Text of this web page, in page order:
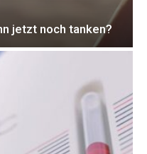
jetzt noch tanken?